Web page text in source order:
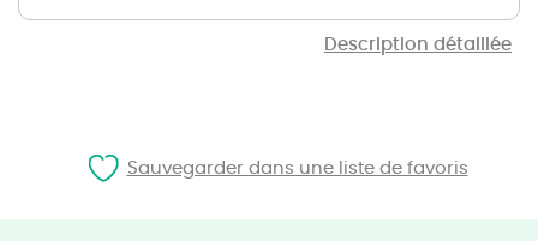
Description détaillée
Sauvegarder dans une liste de favoris